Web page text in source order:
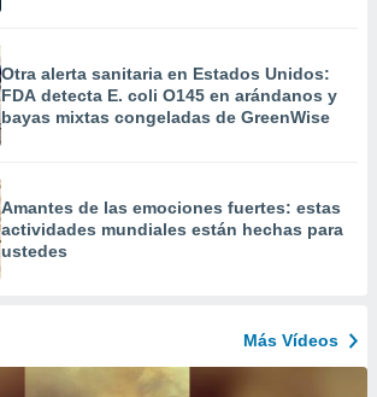
Otra alerta sanitaria en Estados Unidos:
FDA detecta E. coli O145 en arándanos y
bayas mixtas congeladas de GreenWise
Amantes de las emociones fuertes: estas
actividades mundiales están hechas para
ustedes
Más Vídeos